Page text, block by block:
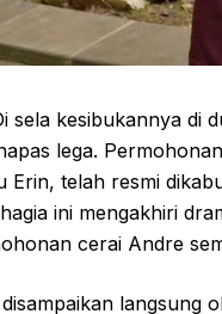
sela kesibukannya di
lega.
Erin, telah resmi
ini mengakhiri
cerai Andre
langsung